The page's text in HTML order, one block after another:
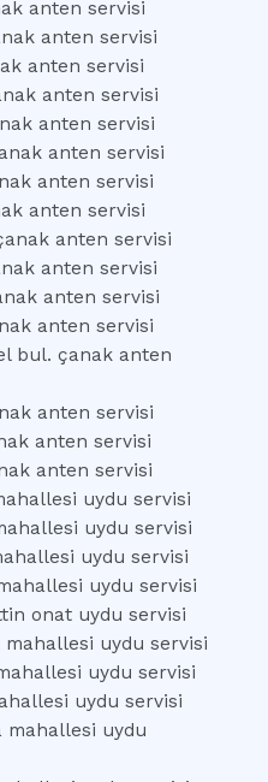
anten servisi
anten servisi
anten servisi
anten servisi
anten servisi
anten servisi
anten servisi
anten servisi
anten servisi
anten servisi
anten servisi
anten servisi
bul. çanak anten
anten servisi
anten servisi
anten servisi
uydu servisi
uydu servisi
uydu servisi
uydu servisi
onat uydu servisi
uydu servisi
uydu servisi
uydu servisi
mahallesi uydu